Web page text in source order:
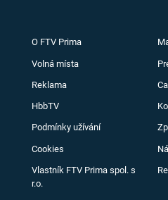
O FTV Prima
Volná místa
Reklama
HbbTV
Podmínky užívání
Cookies
Vlastník FTV Prima spol. s
r.o.